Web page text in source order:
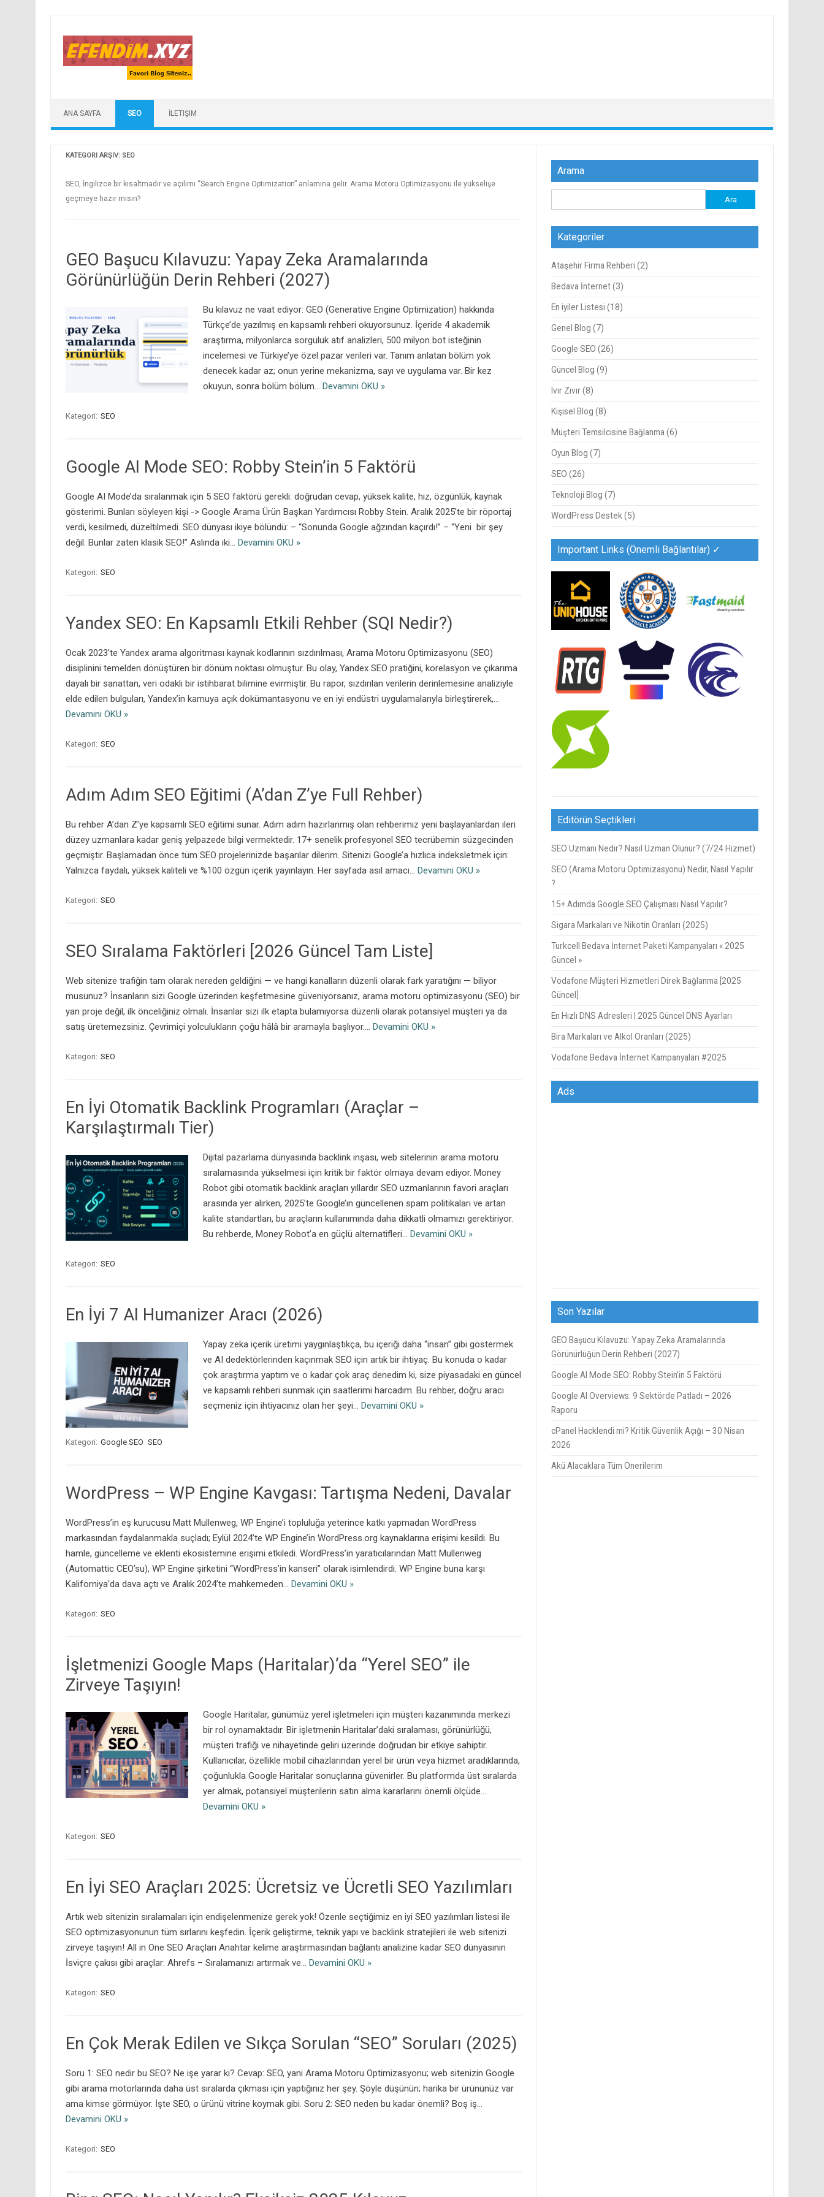
ANA SAYFA SEO İLETIŞIM
KATEGORI ARŞIV: SEO
SEO, İngilizce bir kısaltmadır ve açılımı “Search Engine Optimization” anlamına gelir. Arama Motoru Optimizasyonu ile yükselişe
geçmeye hazır mısın?
GEO Başucu Kılavuzu: Yapay Zeka Aramalarında
Görünürlüğün Derin Rehberi (2027)
Bu kılavuz ne vaat ediyor: GEO (Generative Engine Optimization) hakkında
Türkçe’de yazılmış en kapsamlı rehberi okuyorsunuz. İçeride 4 akademik
araştırma, milyonlarca sorguluk atıf analizleri, 500 milyon bot isteğinin
incelemesi ve Türkiye’ye özel pazar verileri var. Tanım anlatan bölüm yok
denecek kadar az; onun yerine mekanizma, sayı ve uygulama var. Bir kez
okuyun, sonra bölüm bölüm… Devamini OKU »
Kategori: SEO
Google AI Mode SEO: Robby Stein’in 5 Faktörü
Google AI Mode’da sıralanmak için 5 SEO faktörü gerekli: doğrudan cevap, yüksek kalite, hız, özgünlük, kaynak
gösterimi. Bunları söyleyen kişi -> Google Arama Ürün Başkan Yardımcısı Robby Stein. Aralık 2025’te bir röportaj
verdi, kesilmedi, düzeltilmedi. SEO dünyası ikiye bölündü: – “Sonunda Google ağzından kaçırdı!” – “Yeni bir şey
değil. Bunlar zaten klasik SEO!” Aslında iki… Devamini OKU »
Kategori: SEO
Yandex SEO: En Kapsamlı Etkili Rehber (SQI Nedir?)
Ocak 2023’te Yandex arama algoritması kaynak kodlarının sızdırılması, Arama Motoru Optimizasyonu (SEO)
disiplinini temelden dönüştüren bir dönüm noktası olmuştur. Bu olay, Yandex SEO pratiğini, korelasyon ve çıkarıma
dayalı bir sanattan, veri odaklı bir istihbarat bilimine evirmiştir. Bu rapor, sızdırılan verilerin derinlemesine analiziyle
elde edilen bulguları, Yandex’in kamuya açık dokümantasyonu ve en iyi endüstri uygulamalarıyla birleştirerek,…
Devamini OKU »
Kategori: SEO
Adım Adım SEO Eğitimi (A’dan Z’ye Full Rehber)
Bu rehber A’dan Z’ye kapsamlı SEO eğitimi sunar. Adım adım hazırlanmış olan rehberimiz yeni başlayanlardan ileri
düzey uzmanlara kadar geniş yelpazede bilgi vermektedir. 17+ senelik profesyonel SEO tecrübemin süzgecinden
geçmiştir. Başlamadan önce tüm SEO projelerinizde başarılar dilerim. Sitenizi Google’a hızlıca indeksletmek için:
Yalnızca faydalı, yüksek kaliteli ve %100 özgün içerik yayınlayın. Her sayfada asıl amacı… Devamini OKU »
Kategori: SEO
SEO Sıralama Faktörleri [2026 Güncel Tam Liste]
Web sitenize trafiğin tam olarak nereden geldiğini — ve hangi kanalların düzenli olarak fark yaratığını — biliyor
musunuz? İnsanların sizi Google üzerinden keşfetmesine güveniyorsanız, arama motoru optimizasyonu (SEO) bir
yan proje değil, ilk önceliğiniz olmalı. İnsanlar sizi ilk etapta bulamıyorsa düzenli olarak potansiyel müşteri ya da
satış üretemezsiniz. Çevrimiçi yolculukların çoğu hâlâ bir aramayla başlıyor.… Devamini OKU »
Kategori: SEO
En İyi Otomatik Backlink Programları (Araçlar –
Karşılaştırmalı Tier)
Dijital pazarlama dünyasında backlink inşası, web sitelerinin arama motoru
sıralamasında yükselmesi için kritik bir faktör olmaya devam ediyor. Money
Robot gibi otomatik backlink araçları yıllardır SEO uzmanlarının favori araçları
arasında yer alırken, 2025’te Google’ın güncellenen spam politikaları ve artan
kalite standartları, bu araçların kullanımında daha dikkatli olmamızı gerektiriyor.
Bu rehberde, Money Robot’a en güçlü alternatifleri… Devamini OKU »
Kategori: SEO
En İyi 7 AI Humanizer Aracı (2026)
Yapay zeka içerik üretimi yaygınlaştıkça, bu içeriği daha “insan” gibi göstermek
ve AI dedektörlerinden kaçınmak SEO için artık bir ihtiyaç. Bu konuda o kadar
çok araştırma yaptım ve o kadar çok araç denedim ki, size piyasadaki en güncel
ve kapsamlı rehberi sunmak için saatlerimi harcadım. Bu rehber, doğru aracı
seçmeniz için ihtiyacınız olan her şeyi… Devamini OKU »
Kategori: Google SEO SEO
WordPress – WP Engine Kavgası: Tartışma Nedeni, Davalar
WordPress’in eş kurucusu Matt Mullenweg, WP Engine’i topluluğa yeterince katkı yapmadan WordPress
markasından faydalanmakla suçladı; Eylül 2024’te WP Engine’in WordPress.org kaynaklarına erişimi kesildi. Bu
hamle, güncelleme ve eklenti ekosistemine erişimi etkiledi. WordPress’in yaratıcılarından Matt Mullenweg
(Automattic CEO’su), WP Engine şirketini “WordPress’in kanseri” olarak isimlendirdi. WP Engine buna karşı
Kaliforniya’da dava açtı ve Aralık 2024’te mahkemeden… Devamini OKU »
Kategori: SEO
İşletmenizi Google Maps (Haritalar)’da “Yerel SEO” ile
Zirveye Taşıyın!
Google Haritalar, günümüz yerel işletmeleri için müşteri kazanımında merkezi
bir rol oynamaktadır. Bir işletmenin Haritalar’daki sıralaması, görünürlüğü,
müşteri trafiği ve nihayetinde geliri üzerinde doğrudan bir etkiye sahiptir.
Kullanıcılar, özellikle mobil cihazlarından yerel bir ürün veya hizmet aradıklarında,
çoğunlukla Google Haritalar sonuçlarına güvenirler. Bu platformda üst sıralarda
yer almak, potansiyel müşterilerin satın alma kararlarını önemli ölçüde…
Devamini OKU »
Kategori: SEO
En İyi SEO Araçları 2025: Ücretsiz ve Ücretli SEO Yazılımları
Artık web sitenizin sıralamaları için endişelenmenize gerek yok! Özenle seçtiğimiz en iyi SEO yazılımları listesi ile
SEO optimizasyonunun tüm sırlarını keşfedin. İçerik geliştirme, teknik yapı ve backlink stratejileri ile web sitenizi
zirveye taşıyın! All in One SEO Araçları Anahtar kelime araştırmasından bağlantı analizine kadar SEO dünyasının
İsviçre çakısı gibi araçlar: Ahrefs – Sıralamanızı artırmak ve… Devamini OKU »
Kategori: SEO
En Çok Merak Edilen ve Sıkça Sorulan “SEO” Soruları (2025)
Soru 1: SEO nedir bu SEO? Ne işe yarar ki? Cevap: SEO, yani Arama Motoru Optimizasyonu; web sitenizin Google
gibi arama motorlarında daha üst sıralarda çıkması için yaptığınız her şey. Şöyle düşünün; harika bir ürününüz var
ama kimse görmüyor. İşte SEO, o ürünü vitrine koymak gibi. Soru 2: SEO neden bu kadar önemli? Boş iş…
Devamini OKU »
Kategori: SEO
Arama
Kategoriler
Ataşehir Firma Rehberi (2)
Bedava İnternet(3)
En iyiler Listesi (18)
Genel Blog (7)
Google SEO (26)
Güncel Blog (9)
Ivır Zıvır(8)
Kişisel Blog (8)
Müşteri Temsilcisine Bağlanma (6)
Oyun Blog (7)
SEO (26)
Teknoloji Blog (7)
WordPress Destek (5)
Important Links (Önemli Bağlantılar) ✓
Editörün Seçtikleri
SEO Uzmanı Nedir? Nasıl Uzman Olunur? (7/24 Hizmet)
SEO (Arama Motoru Optimizasyonu) Nedir, Nasıl Yapılır
?
15+ Adımda Google SEO Çalışması Nasıl Yapılır?
Sigara Markaları ve Nikotin Oranları (2025)
Turkcell Bedava İnternet Paketi Kampanyaları « 2025
Güncel »
Vodafone Müşteri Hizmetleri Direk Bağlanma [2025
Güncel]
En Hızlı DNS Adresleri | 2025 Güncel DNS Ayarları
Bira Markaları ve Alkol Oranları (2025)
Vodafone Bedava İnternet Kampanyaları #2025
Ads
Son Yazılar
GEO Başucu Kılavuzu: Yapay Zeka Aramalarında
Görünürlüğün Derin Rehberi (2027)
Google AI Mode SEO: Robby Stein’in 5 Faktörü
Google AI Overviews: 9 Sektörde Patladı – 2026
Raporu
cPanel Hacklendi mi? Kritik Güvenlik Açığı – 30 Nisan
2026
Akü Alacaklara Tüm Önerilerim